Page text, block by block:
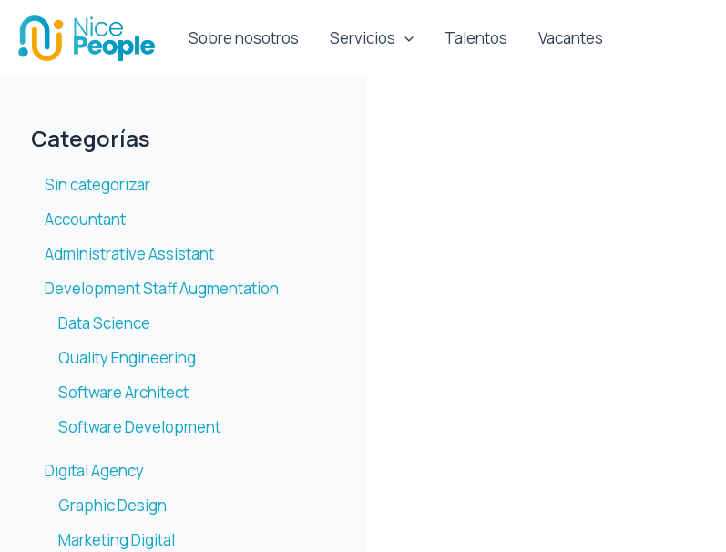
contenido
Sobre nosotros Servicios Talentos Vacantes
Categorías
Sin categorizar
Accountant
Administrative Assistant
Development Staff Augmentation
Data Science
Quality Engineering
Software Architect
Software Development
Digital Agency
Graphic Design
Marketing Digital